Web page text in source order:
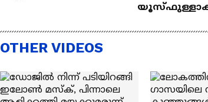
OTHER VIDEOS